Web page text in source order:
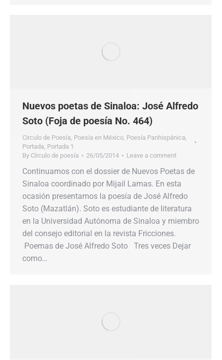
Nuevos poetas de Sinaloa: José Alfredo
Soto (Foja de poesía No. 464)
Circulo de Poesía, Poesía en México, Poesía Panhispánica,
Portada, Portada 1
By Círculo de poesía 26/05/2014 Leave a comment
Continuamos con el dossier de Nuevos Poetas de
Sinaloa coordinado por Mijail Lamas. En esta
ocasión presentamos la poesía de José Alfredo
Soto (Mazatlán). Soto es estudiante de literatura
en la Universidad Autónoma de Sinaloa y miembro
del consejo editorial en la revista Fricciones.
Poemas de José Alfredo Soto Tres veces Dejar
como…